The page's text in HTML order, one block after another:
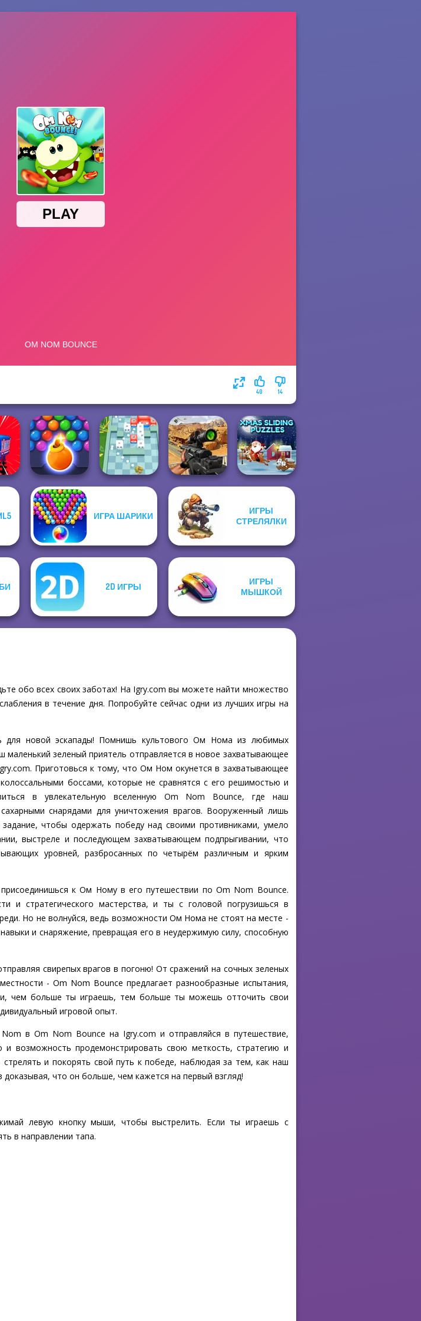
14
40
Bubble Shooter
HD 3
Sniper Combat
3D
Xmas Sliding
Puzzles
ИГРА ШАРИКИ
ИГРЫ
СТРЕЛЯЛКИ
2D ИГРЫ
ИГРЫ
МЫШКОЙ
обо всех своих заботах! На Igry.com вы можете найти множество
в течение дня. Попробуйте сейчас одни из лучших игры на
для новой эскапады! Помнишь культового Ом Нома из любимых
зеленый приятель отправляется в новое захватывающее
Приготовься к тому, что Ом Ном окунется в захватывающее
боссами, которые не сравнятся с его решимостью и
в увлекательную вселенную Om Nom Bounce, где наш
снарядами для уничтожения врагов. Вооруженный лишь
чтобы одержать победу над своими противниками, умело
выстреле и последующем захватывающем подпрыгивании, что
уровней, разбросанных по четырём различным и ярким
к Ом Ному в его путешествии по Om Nom Bounce.
и стратегического мастерства, и ты с головой погрузишься в
Но не волнуйся, ведь возможности Ом Нома не стоят на месте -
и снаряжение, превращая его в неудержимую силу, способную
свирепых врагов в погоню! От сражений на сочных зеленых
- Om Nom Bounce предлагает разнообразные испытания,
чем больше ты играешь, тем больше ты можешь отточить свои
игровой опыт.
в Om Nom Bounce на Igry.com и отправляйся в путешествие,
возможность продемонстрировать свою меткость, стратегию и
и покорять свой путь к победе, наблюдая за тем, как наш
что он больше, чем кажется на первый взгляд!
левую кнопку мыши, чтобы выстрелить. Если ты играешь с
в направлении тапа.